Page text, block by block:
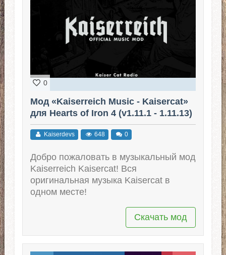
0
Мод «Kaiserreich Music - Kaisercat»
для Hearts of Iron 4 (v1.11.1 - 1.11.13)
Kaiserdevs 648 0
Добро пожаловать в музыкальный мод
Kaiserreich Kaisercat! Вся
оригинальная музыка Kaisercat в
одном месте!
Скачать мод